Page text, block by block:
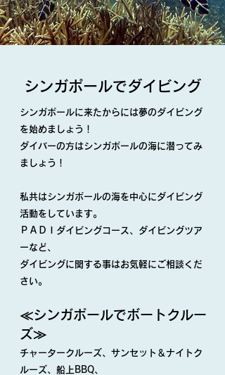
​シンガポールでダイビング
シンガポールに来たからには夢のダイビング
を始めましょう！
ダイバーの方はシンガポールの海に潜ってみ
ましょう！
私共はシンガポールの海を中心にダイビング
活動をしています。
ＰＡＤＩダイビングコース、ダイビングツア
ーなど、
ダイビングに関する事はお気軽にご相談くだ
さい。
≪シンガポールでボートクルー
ズ≫
チャータークルーズ、サンセット＆ナイトク
ルーズ、船上BBQ、